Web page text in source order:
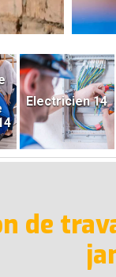
Electricien 14
de